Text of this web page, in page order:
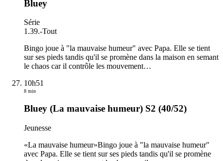
Bluey
Série
1.39.-Tout
Bingo joue à "la mauvaise humeur" avec Papa. Elle se tient
sur ses pieds tandis qu'il se promène dans la maison en semant
le chaos car il contrôle les mouvement…
10h51
8 min
Bluey (La mauvaise humeur) S2 (40/52)
Jeunesse
«La mauvaise humeur»Bingo joue à "la mauvaise humeur"
avec Papa. Elle se tient sur ses pieds tandis qu'il se promène